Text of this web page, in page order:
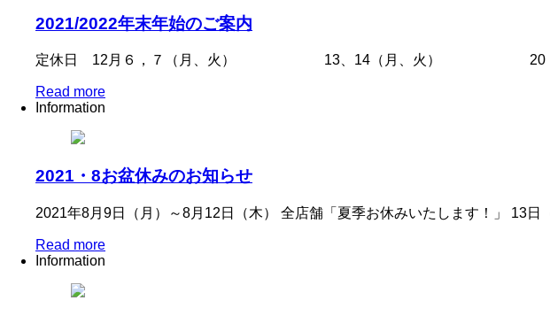
2021/2022年末年始のご案内
定休日 12月６，７（月、火） 13、14（月、
Read more
Information
2021・8お盆休みのお知らせ
2021年8月9日（月）～8月12日（木） 全店舗「夏季お休みいたします！」 13
Read more
Information